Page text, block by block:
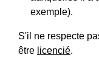
exemple).
S'il ne respecte
être licencié.